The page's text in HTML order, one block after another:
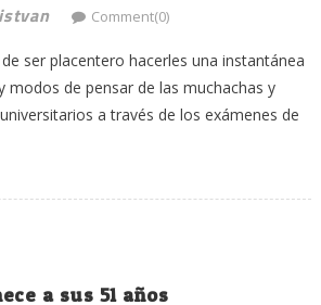
istvan Comment(0)
ser placentero hacerles una instantánea
modos de pensar de las muchachas y
a través de los exámenes de
a sus 51 años